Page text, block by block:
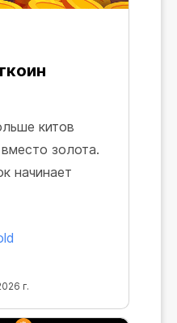
китов
золота.
начинает
г.